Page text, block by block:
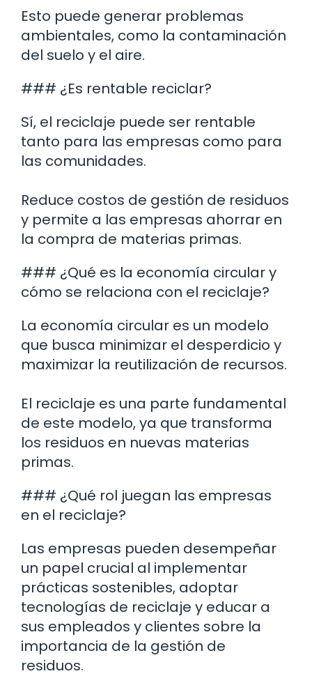
Esto puede generar problemas
ambientales, como la contaminación
del suelo y el aire.
### ¿Es rentable reciclar?
Sí, el reciclaje puede ser rentable
tanto para las empresas como para
las comunidades.
Reduce costos de gestión de residuos
y permite a las empresas ahorrar en
la compra de materias primas.
### ¿Qué es la economía circular y
cómo se relaciona con el reciclaje?
La economía circular es un modelo
que busca minimizar el desperdicio y
maximizar la reutilización de recursos.
El reciclaje es una parte fundamental
de este modelo, ya que transforma
los residuos en nuevas materias
primas.
### ¿Qué rol juegan las empresas
en el reciclaje?
Las empresas pueden desempeñar
un papel crucial al implementar
prácticas sostenibles, adoptar
tecnologías de reciclaje y educar a
sus empleados y clientes sobre la
importancia de la gestión de
residuos.